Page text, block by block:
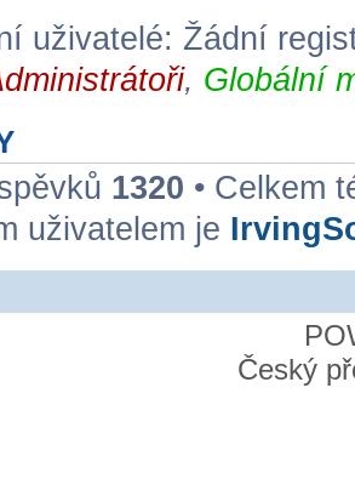
uživatelé: Žádní
, Globální
1320 • Celkem
uživatelem je
Český